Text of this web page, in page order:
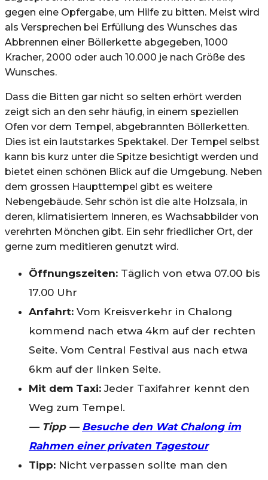
gegen eine Opfergabe, um Hilfe zu bitten. Meist wird
als Versprechen bei Erfüllung des Wunsches das
Abbrennen einer Böllerkette abgegeben, 1000
Kracher, 2000 oder auch 10.000 je nach Größe des
Wunsches.
Dass die Bitten gar nicht so selten erhört werden
zeigt sich an den sehr häufig, in einem speziellen
Ofen vor dem Tempel, abgebrannten Böllerketten.
Dies ist ein lautstarkes Spektakel. Der Tempel selbst
kann bis kurz unter die Spitze besichtigt werden und
bietet einen schönen Blick auf die Umgebung. Neben
dem grossen Haupttempel gibt es weitere
Nebengebäude. Sehr schön ist die alte Holzsala, in
deren, klimatisiertem Inneren, es Wachsabbilder von
verehrten Mönchen gibt. Ein sehr friedlicher Ort, der
gerne zum meditieren genutzt wird.
Öffnungszeiten: Täglich von etwa 07.00 bis
17.00 Uhr
Anfahrt: Vom Kreisverkehr in Chalong
kommend nach etwa 4km auf der rechten
Seite. Vom Central Festival aus nach etwa
6km auf der linken Seite.
Mit dem Taxi: Jeder Taxifahrer kennt den
Weg zum Tempel.
— Tipp — Besuche den Wat Chalong im
Rahmen einer privaten Tagestour
Tipp: Nicht verpassen sollte man den